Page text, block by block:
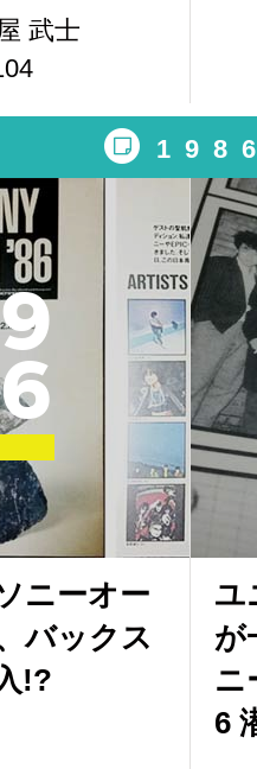
武士
9
6
ニーオー
バックス
!?
ユ
が
ニ
6